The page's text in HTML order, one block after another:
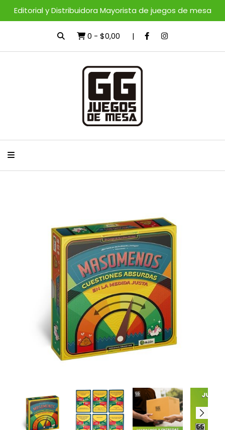
Editorial y Distribuidora Mayorista de juegos de mesa
0 - $0,00